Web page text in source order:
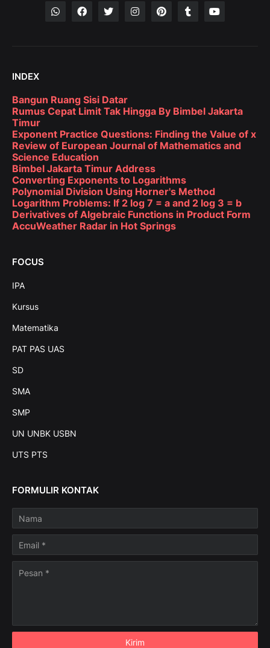
INDEX
Bangun Ruang Sisi Datar
Rumus Cepat Limit Tak Hingga By Bimbel Jakarta
Timur
Exponent Practice Questions: Finding the Value of x
Review of European Journal of Mathematics and
Science Education
Bimbel Jakarta Timur Address
Converting Exponents to Logarithms
Polynomial Division Using Horner's Method
Logarithm Problems: If 2 log 7 = a and 2 log 3 = b
Derivatives of Algebraic Functions in Product Form
AccuWeather Radar in Hot Springs
FOCUS
IPA
Kursus
Matematika
PAT PAS UAS
SD
SMA
SMP
UN UNBK USBN
UTS PTS
FORMULIR KONTAK